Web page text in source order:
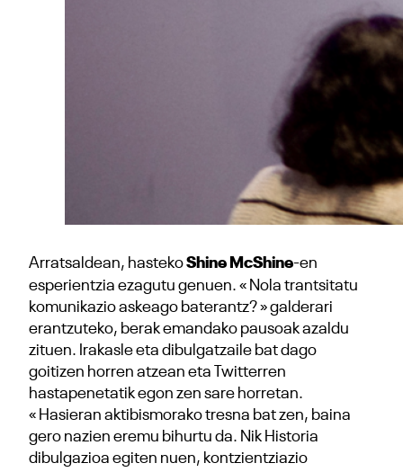
Arratsaldean, hastekoShine McShine-en
esperientzia ezagutu genuen. « Nola trantsitatu
komunikazio askeago baterantz? » galderari
erantzuteko, berak emandako pausoak azaldu
zituen. Irakasle eta dibulgatzaile bat dago
goitizen horren atzean eta Twitterren
hastapenetatik egon zen sare horretan.
« Hasieran aktibismorako tresna bat zen, baina
gero nazien eremu bihurtu da. Nik Historia
dibulgazioa egiten nuen, kontzientziazio